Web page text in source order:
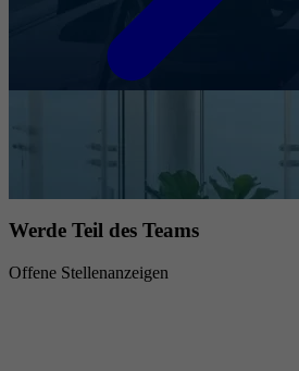
Werde Teil des Teams
Offene Stellenanzeigen